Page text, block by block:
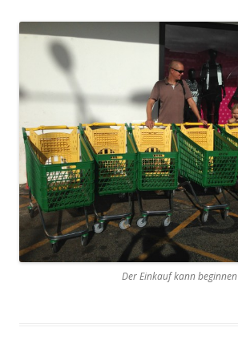
Der Einkauf kann beginnen